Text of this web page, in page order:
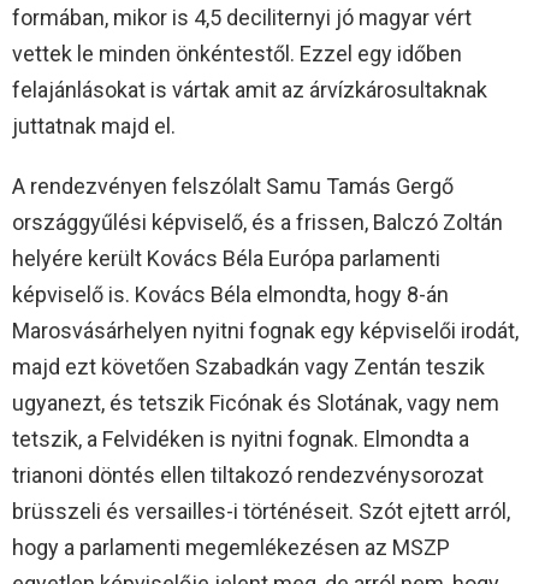
formában, mikor is 4,5 deciliternyi jó magyar vért
vettek le minden önkéntestől. Ezzel egy időben
felajánlásokat is vártak amit az árvízkárosultaknak
juttatnak majd el.
A rendezvényen felszólalt Samu Tamás Gergő
országgyűlési képviselő, és a frissen, Balczó Zoltán
helyére került Kovács Béla Európa parlamenti
képviselő is. Kovács Béla elmondta, hogy 8-án
Marosvásárhelyen nyitni fognak egy képviselői irodát,
majd ezt követően Szabadkán vagy Zentán teszik
ugyanezt, és tetszik Ficónak és Slotának, vagy nem
tetszik, a Felvidéken is nyitni fognak. Elmondta a
trianoni döntés ellen tiltakozó rendezvénysorozat
brüsszeli és versailles-i történéseit. Szót ejtett arról,
hogy a parlamenti megemlékezésen az MSZP